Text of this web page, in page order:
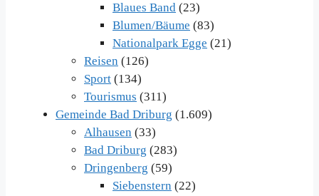
Blaues Band (23)
Blumen/Bäume (83)
Nationalpark Egge (21)
Reisen (126)
Sport (134)
Tourismus (311)
Gemeinde Bad Driburg (1.609)
Alhausen (33)
Bad Driburg (283)
Dringenberg (59)
Siebenstern (22)